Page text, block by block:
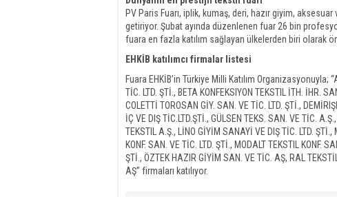
PV Paris Fuarı, iplik, kumaş, deri, hazır giyim,
getiriyor. Şubat ayında düzenlenen fuar 26 bin
fuara en fazla katılım sağlayan ülkelerden biri olarak
EHKİB katılımcı firmalar listesi
Fuara EHKİB’in Türkiye Milli Katılım Organizasyonuyla;
TİC. LTD. ŞTİ., BETA KONFEKSIYON TEKSTIL İTH. İHR.
COLETTİ TOROSAN GİY. SAN. VE TİC. LTD. ŞTİ.,
İÇ VE DIŞ TİC.LTD.ŞTİ., GÜLSEN TEKS. SAN. VE TİC.
TEKSTIL A.Ş., LİNO GİYİM SANAYİ VE DIŞ TİC. LTD. ŞTİ.,
KONF. SAN. VE TİC. LTD. ŞTİ., MODALT TEKSTIL KONF.
ŞTİ., ÖZTEK HAZIR GİYİM SAN. VE TİC. AŞ, RAL
AŞ” firmaları katılıyor.